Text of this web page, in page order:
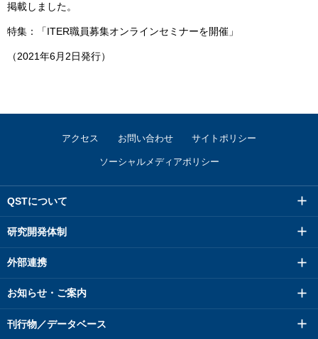
掲載しました。
特集：「ITER職員募集オンラインセミナーを開催」
（2021年6月2日発行）
アクセス お問い合わせ サイトポリシー
ソーシャルメディアポリシー
QSTについて
研究開発体制
外部連携
お知らせ・ご案内
刊行物／データベース